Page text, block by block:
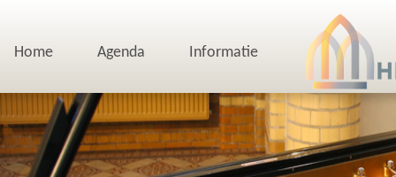
Home Agenda Informatie